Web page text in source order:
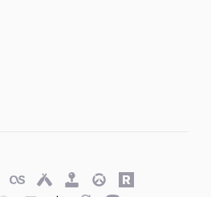
Last.fmUntappd
RetroOverwatch
Rawg.io